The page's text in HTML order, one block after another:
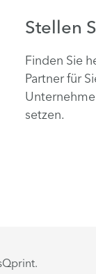
Stellen
Finden Sie
Partner für
setzen.